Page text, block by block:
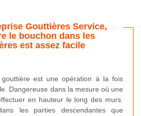
Gouttières Service,
le bouchon dans les
est assez facile
est une opération à la fois
Dangereuse dans la mesure où une
en hauteur le long des murs.
les parties descendantes que